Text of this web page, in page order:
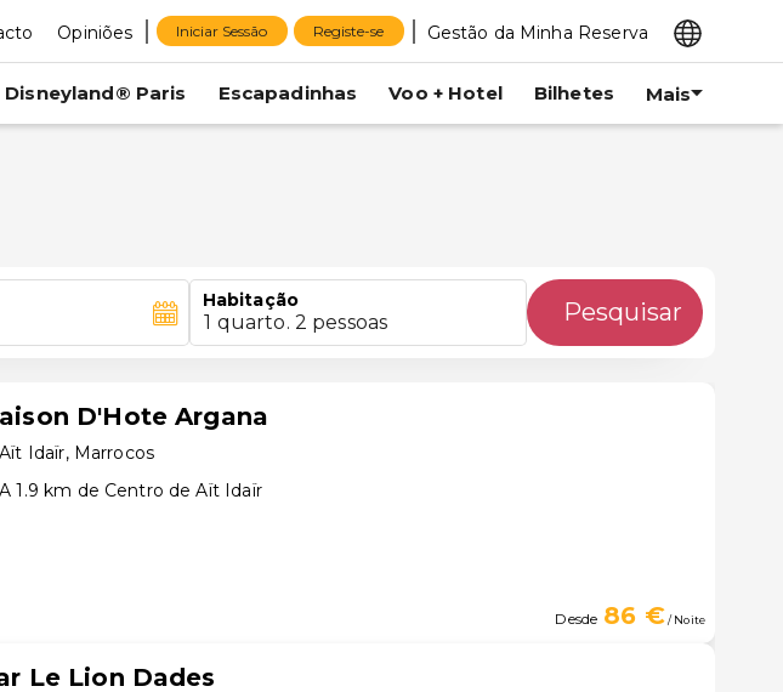
Opiniões Iniciar Sessão Registe-se Gestão da Minha Reserva
Disneyland® Paris Escapadinhas Voo + Hotel Bilhetes Mais
Habitação
1 quarto. 2 pessoas Pesquisar
D'Hote Argana
Aït Idaïr, Marrocos
A 1.9 km de Centro de Aït Idaïr
Desde 86 €/ Noite
Le Lion Dades